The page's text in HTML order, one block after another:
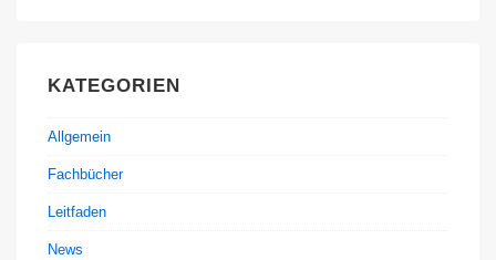
KATEGORIEN
Allgemein
Fachbücher
Leitfaden
News